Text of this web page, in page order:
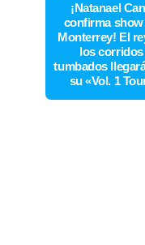
¡Natanael
confirma show
Monterrey! El
los corridos
tumbados
su «Vol. 1